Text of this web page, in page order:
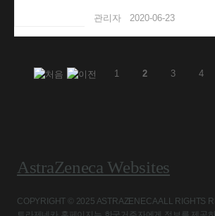
관리자 2020-06-23
1 2 3 4
AstraZeneca Websites
COPYRIGHT © 2025 ASTRAZENECA ALL RIGHTS